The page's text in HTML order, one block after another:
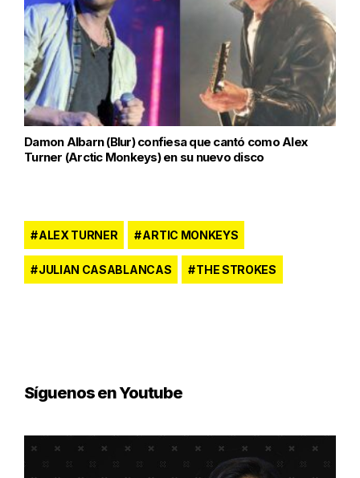
Damon Albarn (Blur) confiesa que cantó como Alex
Turner (Arctic Monkeys) en su nuevo disco
ALEX TURNER ARTIC MONKEYS
JULIAN CASABLANCAS THE STROKES
Síguenos en Youtube